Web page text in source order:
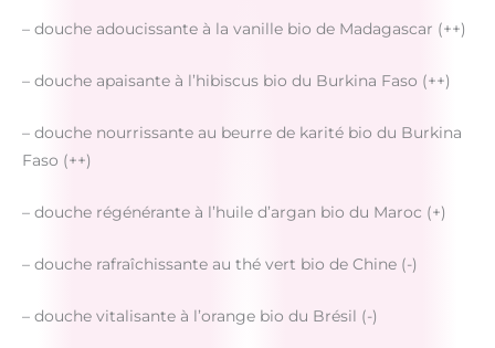
– douche adoucissante à la vanille bio de Madagascar (++)
– douche apaisante à l’hibiscus bio du Burkina Faso (++)
– douche nourrissante au beurre de karité bio du Burkina
Faso (++)
– douche régénérante à l’huile d’argan bio du Maroc (+)
– douche rafraîchissante au thé vert bio de Chine (-)
– douche vitalisante à l’orange bio du Brésil (-)